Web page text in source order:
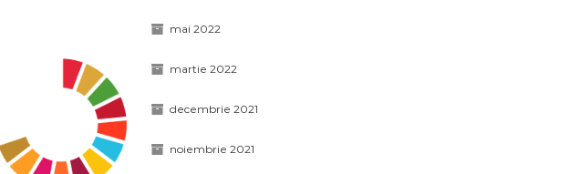
mai 2022
martie 2022
decembrie 2021
noiembrie 2021